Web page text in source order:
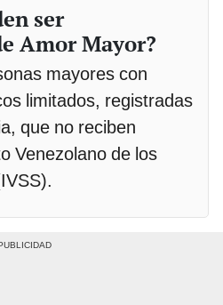
ser
Amor Mayor?
mayores con
limitados, registradas
que no reciben
Venezolano de los